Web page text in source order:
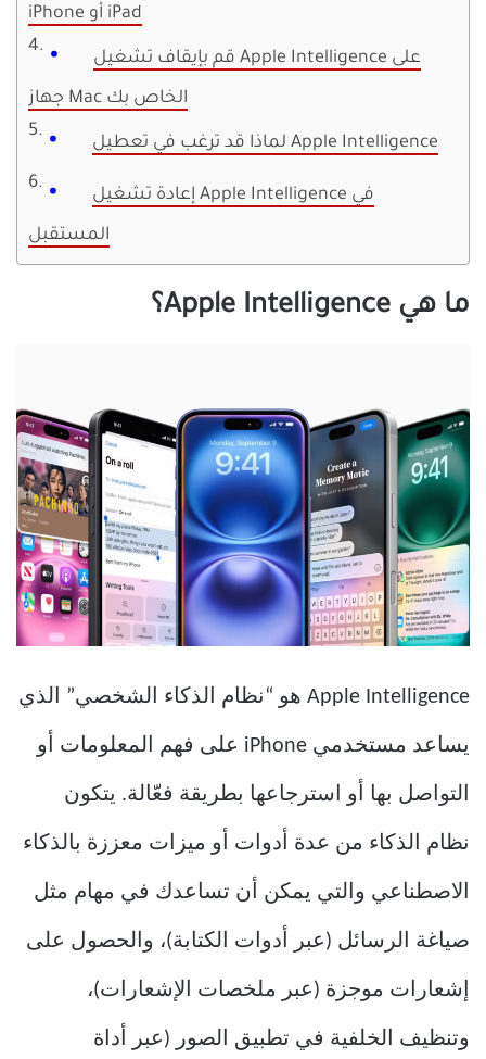
iPhone أو iPad
قم بإيقاف تشغيل Apple Intelligence على
جهاز Mac الخاص بك
لماذا قد ترغب في تعطيل Apple Intelligence
إعادة تشغيل Apple Intelligence في
المستقبل
ما هي Apple Intelligence؟
Apple Intelligence هو “نظام الذكاء الشخصي” الذي
يساعد مستخدمي iPhone على فهم المعلومات أو
التواصل بها أو استرجاعها بطريقة فعّالة. يتكون
نظام الذكاء من عدة أدوات أو ميزات معززة بالذكاء
الاصطناعي والتي يمكن أن تساعدك في مهام مثل
صياغة الرسائل (عبر أدوات الكتابة)، والحصول على
إشعارات موجزة (عبر ملخصات الإشعارات)،
وتنظيف الخلفية في تطبيق الصور (عبر أداة